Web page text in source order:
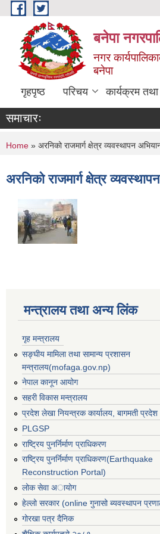
Skip to main content
बनेपा
नगर
बनेपा
गृहपृष्ठ परिचय कार्यक्रम तथा
समाचारः
You are here
Home » अरनिको राजमार्ग क्षेत्र व्यवस्थापन
अरनिको राजमार्ग क्षेत्र
मन्त्रालय तथा अन्य लिंक
गृह मन्त्रालय
सङ्घीय मामिला तथा सामान्य प्रशासन
मन्त्रालय(mofaga.gov.np)
नेपाल कानून आयोग
सहरी विकास मन्त्रालय
प्रदेश लेखा नियन्त्रक कार्यालय, बागमती प्रदेश
PLGSP
राष्ट्रिय पुनर्निर्माण प्राधिकरण
राष्ट्रिय पुनर्निर्माण प्राधिकरण(Earthquake
Reconstruction Portal)
लोक सेवा अायोग
हेल्लो सरकार (online गुनासो ब्यवस्थापन
गोरखा पत्र दैनिक